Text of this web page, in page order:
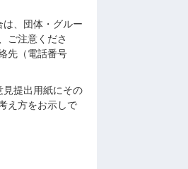
は、団体・グルー
ご注意くださ
先（電話番号
見提出用紙にその
え方をお示しで